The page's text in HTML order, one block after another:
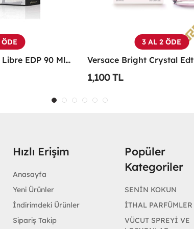
Yves Saint Laurent Libre EDP 90 Ml Kadın Parfüm - YSLL
3 AL 2 ÖDE
1,100 TL
Hızlı Erişim
Anasayfa
Yeni Ürünler
İndirimdeki Ürünler
Sipariş Takip
Popüler
Kategoriler
SENİN KOKUN
İTHAL PARFÜMLER
VÜCUT SPREYİ VE